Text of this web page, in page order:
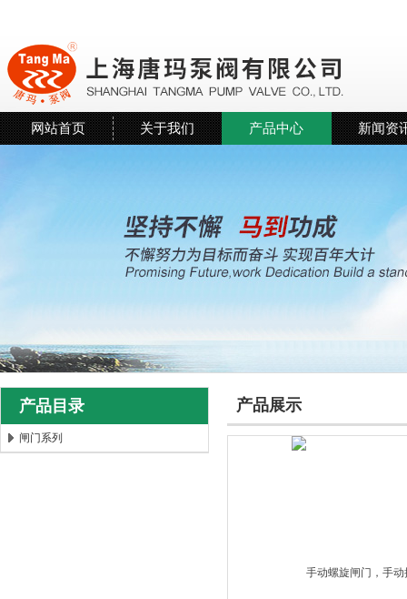
网站首页 关于我们 产品中心 新闻资
产品目录
闸门系列
产品展示